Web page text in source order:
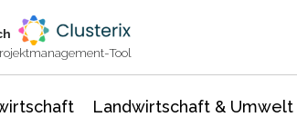
Tool
Landwirtschaft & Umwelt